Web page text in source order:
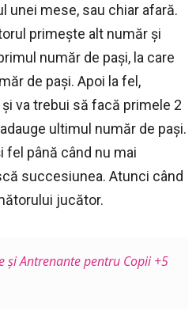
unei mese, sau chiar afară.
primește alt număr și
număr de pași, la care
de pași. Apoi la fel,
va trebui să facă primele 2
ultimul număr de pași.
fel până când nu mai
succesiunea. Atunci când
jucător.
și Antrenante pentru Copii +5